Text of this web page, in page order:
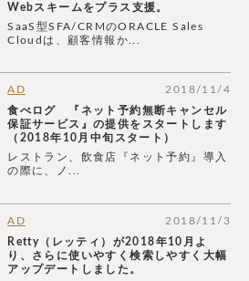
Webスキームをプラス支援。
SaaS型SFA/CRMのORACLE Sales
Cloudは、顧客情報か...
AD
2018/11/4
食べログ 『ネット予約無断キャンセル
保証サービス』の提供をスタートします
（2018年10月中旬スタート）
レストラン、飲食店『ネット予約』導入
の際に、ノ...
AD
2018/11/3
Retty（レッティ）が2018年10月よ
り、さらに使いやすく検索しやすく大幅
アップデートしました。